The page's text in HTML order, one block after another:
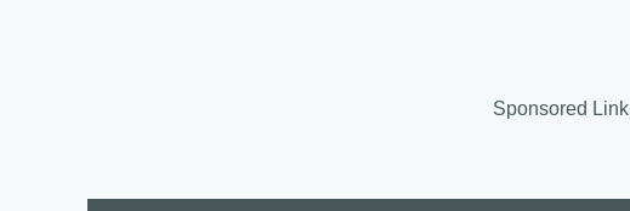
Sponsored Link